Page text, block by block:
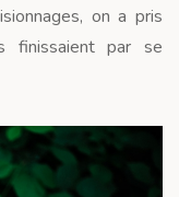
on a pris
finissaient par se